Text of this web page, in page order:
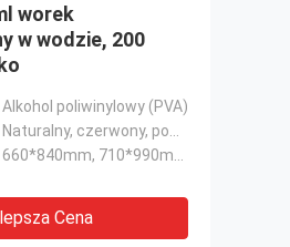
worek
w wodzie, 200
Alkohol poliwinylowy (PVA)
Cena